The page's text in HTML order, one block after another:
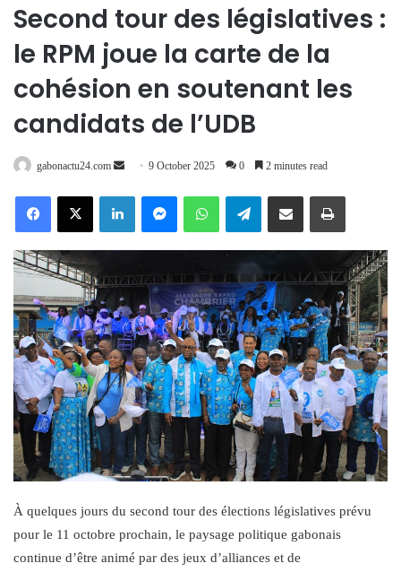
Second tour des législatives :
le RPM joue la carte de la
cohésion en soutenant les
candidats de l’UDB
gabonactu24.com
Send 9 October 2025 0 2 minutes read
FacebookX LinkedInMessengerWhatsAppTelegramShare via Email Print
À quelques jours du second tour des élections législatives prévu
pour le 11 octobre prochain, le paysage politique gabonais
continue d’être animé par des jeux d’alliances et de